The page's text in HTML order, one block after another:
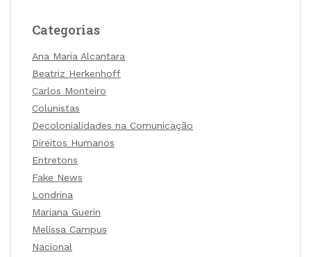
Categorias
Ana Maria Alcantara
Beatriz Herkenhoff
Carlos Monteiro
Colunistas
Decolonialidades na Comunicação
Direitos Humanos
Entretons
Fake News
Londrina
Mariana Guerin
Melissa Campus
Nacional